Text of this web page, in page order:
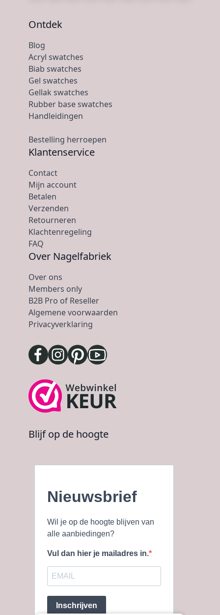
Ontdek
Blog
Acryl swatches
Biab swatches
Gel swatches
Gellak swatches
Rubber base swatches
Handleidingen
Bestelling herroepen
Klantenservice
Contact
Mijn account
Betalen
Verzenden
Retourneren
Klachtenregeling
FAQ
Over Nagelfabriek
Over ons
Members only
B2B Pro of Reseller
Algemene voorwaarden
Privacyverklaring
Blijf op de hoogte
Nieuwsbrief
Wil je op de hoogte blijven van
alle aanbiedingen?
Vul dan hier je mailadres in.
Inschrijven